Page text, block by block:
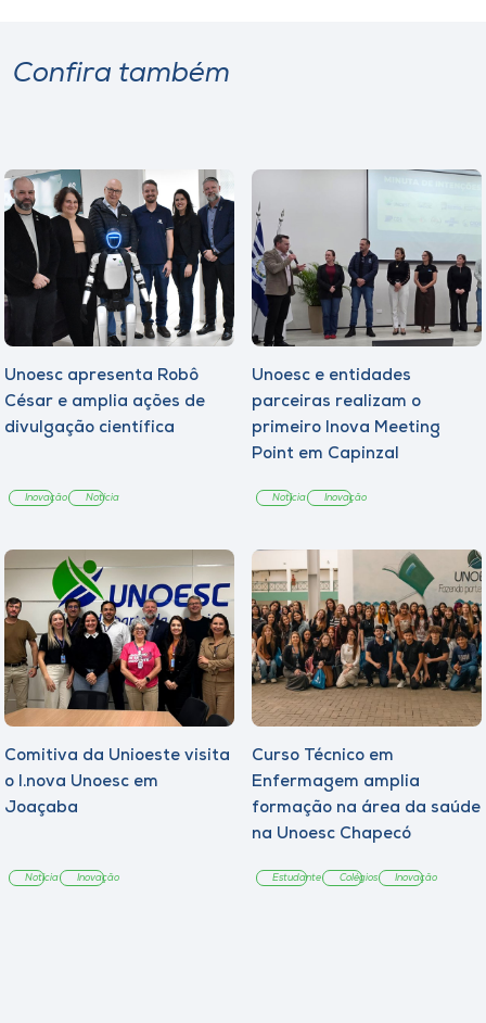
Confira também
Unoesc apresenta Robô
César e amplia ações de
divulgação científica
Inovação Notícia
Unoesc e entidades
parceiras realizam o
primeiro Inova Meeting
Point em Capinzal
Notícia Inovação
Comitiva da Unioeste visita
o I.nova Unoesc em
Joaçaba
Notícia Inovação
Curso Técnico em
Enfermagem amplia
formação na área da saúde
na Unoesc Chapecó
Estudante Colégios Inovação